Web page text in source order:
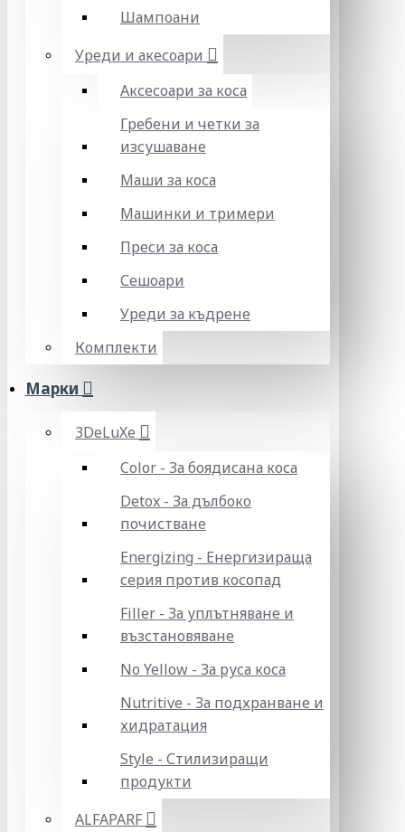
Шампоани
Уреди и акесоари
Аксесоари за коса
Гребени и четки за
изсушаване
Маши за коса
Машинки и тримери
Преси за коса
Сешоари
Уреди за къдрене
Комплекти
Марки
3DeLuXe
Color - За боядисана коса
Detox - За дълбоко
почистване
Energizing - Енергизираща
серия против косопад
Filler - За уплътняване и
възстановяване
No Yellow - За руса коса
Nutritive - За подхранване и
хидратация
Style - Стилизиращи
продукти
ALFAPARF